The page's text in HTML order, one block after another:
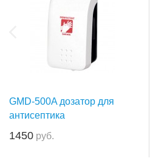
GMD-500A дозатор для
антисептика
1450 руб.